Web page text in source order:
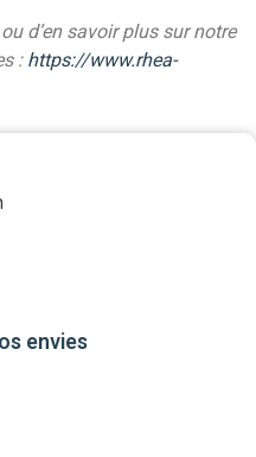
d’en savoir plus sur notre
:https://www.rhea-
envies